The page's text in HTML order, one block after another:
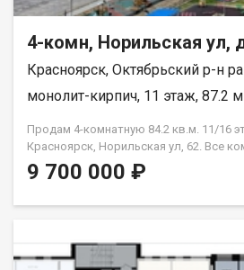
4-комн, Норильская ул,
Красноярск, Октябрьский р-н
монолит-кирпич, 11 этаж, 87.2
Продам 4-комнатную 84.2 кв.м. 11/16
Красноярск, Норильская ул, 62. Все
кухня 10,5м2. Балкон и лоджия с
9 700 000 ₽